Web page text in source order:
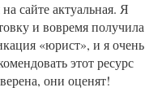
сайте актуальная. Я
и вовремя получила
«юрист», и я очень
этот ресурс
они оценят!